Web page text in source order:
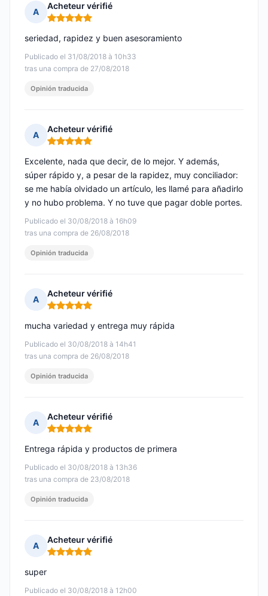
A
Acheteur vérifié
Nota: 5 de 5
Publicado el 31/08/2018 à 10h33
tras una compra de 27/08/2018
seriedad, rapidez y buen asesoramiento
Opinión traducida
A
Acheteur vérifié
Nota: 5 de 5
Publicado el 30/08/2018 à 16h09
tras una compra de 26/08/2018
Excelente, nada que decir, de lo mejor. Y además,
súper rápido y, a pesar de la rapidez, muy conciliador:
se me había olvidado un artículo, les llamé para añadirlo
y no hubo problema. Y no tuve que pagar doble portes.
Opinión traducida
A
Acheteur vérifié
Nota: 5 de 5
Publicado el 30/08/2018 à 14h41
tras una compra de 26/08/2018
mucha variedad y entrega muy rápida
Opinión traducida
A
Acheteur vérifié
Nota: 5 de 5
Publicado el 30/08/2018 à 13h36
tras una compra de 23/08/2018
Entrega rápida y productos de primera
Opinión traducida
A
Acheteur vérifié
Nota: 5 de 5
Publicado el 30/08/2018 à 12h00
super